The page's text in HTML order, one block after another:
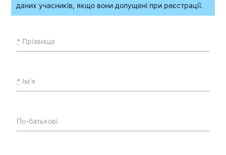
даних учасників, якщо вони допущені при реєстрації.
* Прізвище
* Ім'я
По-батькові